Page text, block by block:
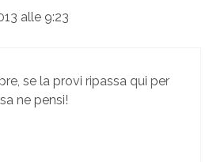
alle 9:23
se la provi ripassa qui per
ne pensi!